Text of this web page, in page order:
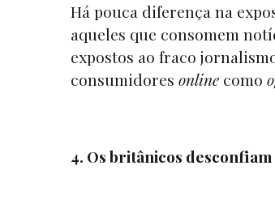
Há pouca diferença na
aqueles que consomem
expostos ao fraco
consumidores online como
4. Os britânicos